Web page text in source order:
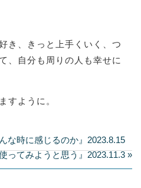
き、きっと上手くいく、つ
、自分も周りの人も幸せに
すように。
時に感じるのか』2023.8.15
てみようと思う』2023.11.3 »